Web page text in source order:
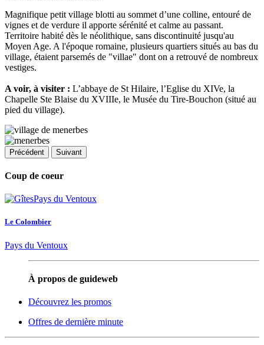
Magnifique petit village blotti au sommet d’une colline, entouré de
vignes et de verdure il apporte sérénité et calme au passant.
Territoire habité dès le néolithique, sans discontinuité jusqu'au
Moyen Age. A l'époque romaine, plusieurs quartiers situés au bas du
village, étaient parsemés de "villae" dont on a retrouvé de nombreux
vestiges.
A voir, à visiter : L’abbaye de St Hilaire, l’Eglise du XIVe, la
Chapelle Ste Blaise du XVIIIe, le Musée du Tire-Bouchon (situé au
pied du village).
Précédent Suivant
Coup de coeur
Le Colombier
Pays du Ventoux
À propos de guideweb
Découvrez les promos
Offres de dernière minute